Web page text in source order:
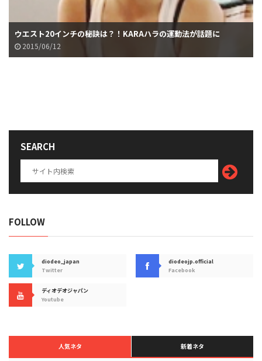
ウエスト20インチの秘訣は？！KARAハラの運動法が話題に
2015/06/12
SEARCH
FOLLOW
diodeo_japan
Twitter
diodeojp.official
Facebook
ディオデオジャパン
Youtube
人気ネタ 新着ネタ